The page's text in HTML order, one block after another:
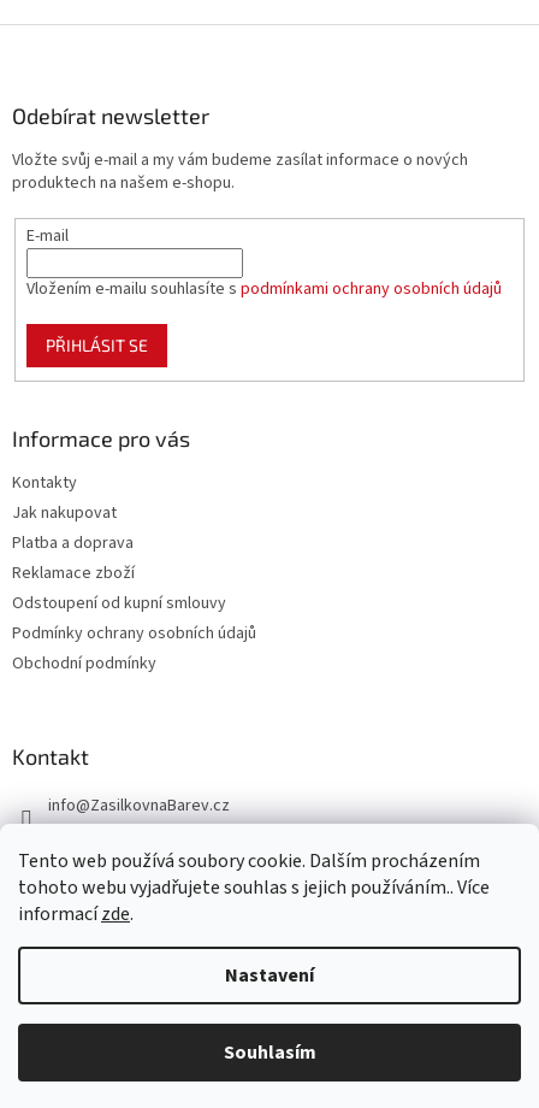
Tento web používá soubory cookie. Dalším procházením
tohoto webu vyjadřujete souhlas s jejich používáním.. Více
informacízde.
Nastavení
Souhlasím
v
k
v
i
v
Odebírat newsletter
Vložte svůj e-mail a my vám budeme zasílat informace o nových
produktech na našem e-shopu.
E-mail
Vložením e-mailu souhlasíte s podmínkami ochrany osobních údajů
PŘIHLÁSIT SE
Informace pro vás
Kontakty
Jak nakupovat
Platba a doprava
Reklamace zboží
Odstoupení od kupní smlouvy
Podmínky ochrany osobních údajů
Obchodní podmínky
Kontakt
info@ZasilkovnaBarev.cz
Vytvořil Shoptet
ZasilkovnaBarev.cz. Všechna práva vyhrazena.